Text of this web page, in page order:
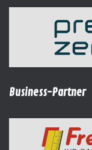
Business-Partner